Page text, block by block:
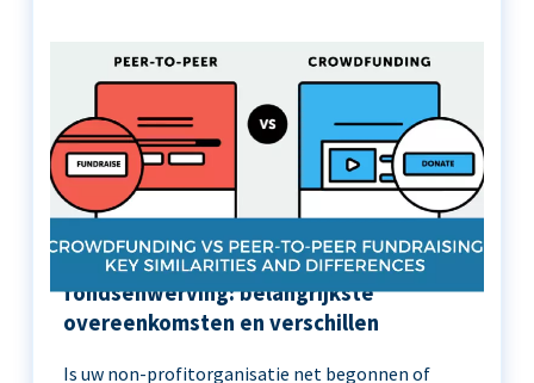
Crowdfunding versus peer-to-peer
fondsenwerving: belangrijkste
overeenkomsten en verschillen
Is uw non-profitorganisatie net begonnen of